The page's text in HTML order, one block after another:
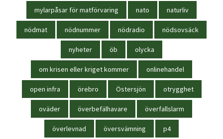
mylarpåsar för matförvaring nato naturliv
nödmat nödnummer nödradio nödsovsäck
nyheter öb olycka
om krisen eller kriget kommer onlinehandel
open infra örebro Östersjön otrygghet
oväder överbefälhavare överfallslarm
överlevnad översvämning p4